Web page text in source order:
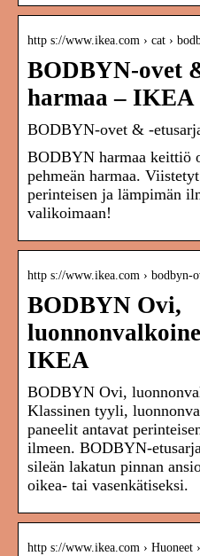
http s://www.ikea.com › cat ›
BODBYN-ovet
harmaa – IKEA
BODBYN-ovet & -
BODBYN harmaa keittiö
pehmeän harmaa.
perinteisen ja lämpimän
valikoimaan!
http s://www.ikea.com ›
BODBYN Ovi,
IKEA
BODBYN Ovi,
Klassinen tyyli,
paneelit antavat
ilmeen. BODBYN-
sileän lakatun pinnan
oikea- tai vasenkätiseksi.
http s://www.ikea.com › Huoneet